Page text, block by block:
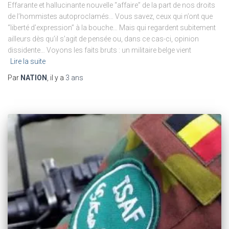
Effarante et hallucinante nouvelle “affaire” de la part de nos droits
de l’hommistes autoproclamés… Vous savez, ceux qui n’ont que
“liberté d’expression” à la bouche… Mais qui regardent subitement
ailleurs dès qu’il s’agit de pensée ou, dans ce cas-ci, opinion
dissidente… Voyons les faits bruts : un militaire belge vient
Lire la suite
Par NATION , il y a 3 ans